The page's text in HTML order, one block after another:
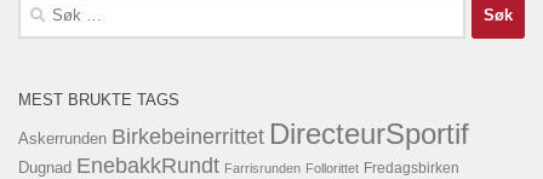
Søk
MEST BRUKTE TAGS
Askerrunden Birkebeinerrittet DirecteurSportif
Dugnad EnebakkRundt Farrisrunden Follorittet Fredagsbirken